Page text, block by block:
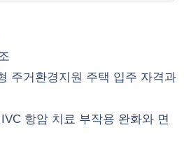
주거환경지원 주택 입주 자격과
항암 치료 부작용 완화와 면